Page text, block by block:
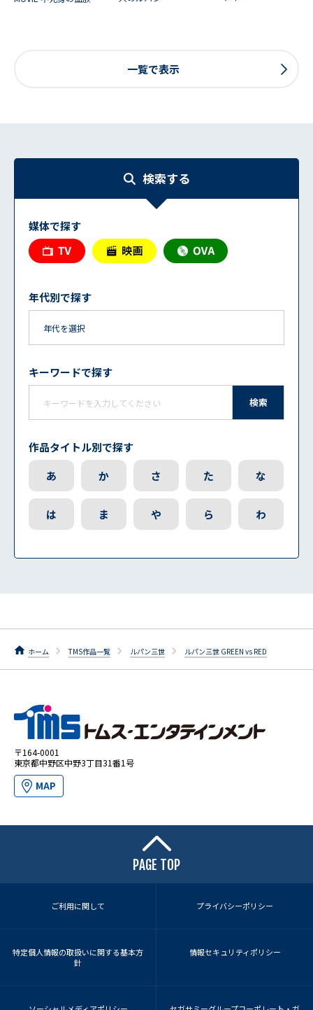
一覧で表示
検索する
媒体で探す
年代別で探す
キーワードで探す
検索
作品タイトル別で探す
あ
か さ た な
は ま や ら わ
ホーム TMS作品一覧 ルパン三世 ルパン三世 GREEN vs RED
〒164-0001
東京都中野区中野3丁目31番1号
MAP
PAGE TOP
ご利用に関して プライバシーポリシー
特定個人情報の取扱いに関する基本方
針
情報セキュリティポリシー